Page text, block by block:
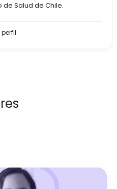
de Salud de Chile.
perfil